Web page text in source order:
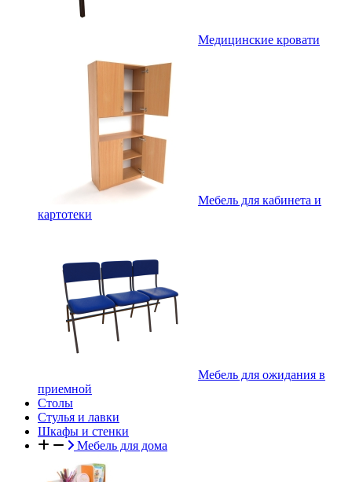
Медицинские кровати
Мебель для кабинета и
картотеки
Мебель для ожидания в
приемной
Столы
Стулья и лавки
Шкафы и стенки
Мебель для дома